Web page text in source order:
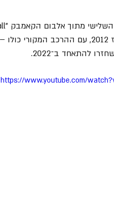
https://www.youtube.com/